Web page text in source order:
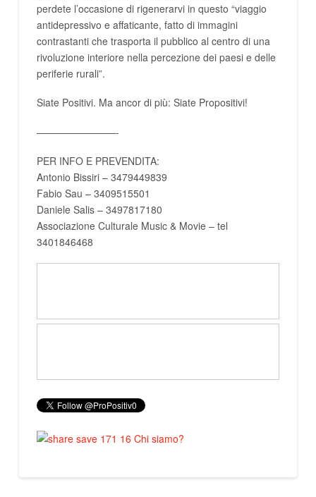
perdete l’occasione di rigenerarvi in questo “viaggio
antidepressivo e affaticante, fatto di immagini
contrastanti che trasporta il pubblico al centro di una
rivoluzione interiore nella percezione dei paesi e delle
periferie rurali”.
Siate Positivi. Ma ancor di più: Siate Propositivi!
————————-
PER INFO E PREVENDITA:
Antonio Bissiri – 3479449839
Fabio Sau – 3409515501
Daniele Salis – 3497817180
Associazione Culturale Music & Movie – tel
3401846468